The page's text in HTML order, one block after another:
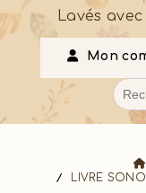
Lavés
Mon
LIVRE